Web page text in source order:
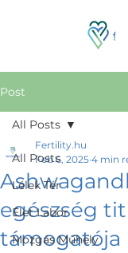
Post
All Posts
Lélek Tér
Élet Labor
Mozgás Műhely
All Posts
egészség
támogatója
Fertility.hu
Feb 6, 2025 4 min